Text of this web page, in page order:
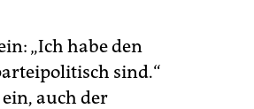
„Ich habe den
sind.“
auch der